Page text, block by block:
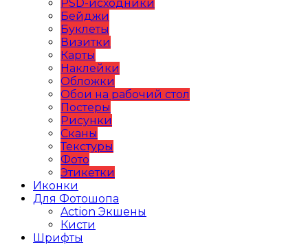
PSD-исходники
Бейджи
Буклеты
Визитки
Карты
Наклейки
Обложки
Обои на рабочий стол
Постеры
Рисунки
Сканы
Текстуры
Фото
Этикетки
Иконки
Для Фотошопа
Action Экшены
Кисти
Шрифты